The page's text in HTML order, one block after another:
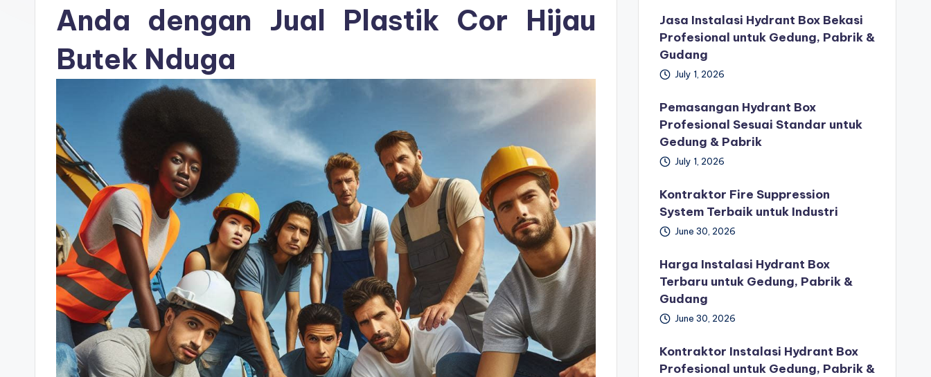
Anda dengan Jual Plastik Cor Hijau
Butek Nduga
Jasa Instalasi Hydrant Box Bekasi
Profesional untuk Gedung, Pabrik &
Gudang
July 1, 2026
Pemasangan Hydrant Box
Profesional Sesuai Standar untuk
Gedung & Pabrik
July 1, 2026
Kontraktor Fire Suppression
System Terbaik untuk Industri
June 30, 2026
Harga Instalasi Hydrant Box
Terbaru untuk Gedung, Pabrik &
Gudang
June 30, 2026
Kontraktor Instalasi Hydrant Box
Profesional untuk Gedung, Pabrik &